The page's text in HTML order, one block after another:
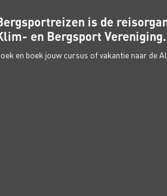
is de
en Bergsport Vereniging.
en boek jouw cursus of vakantie naar de